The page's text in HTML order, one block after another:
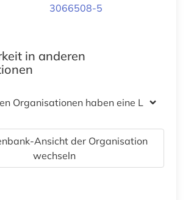
3066508-5
in anderen
Organisationen haben eine Lizenz
Ansicht der Organisation
wechseln